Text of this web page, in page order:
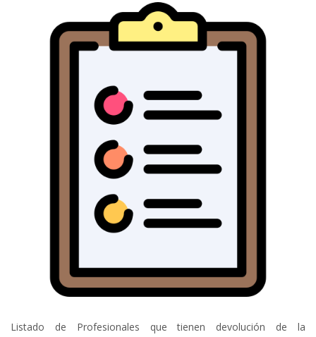
Listado de Profesionales que tienen devolución de la